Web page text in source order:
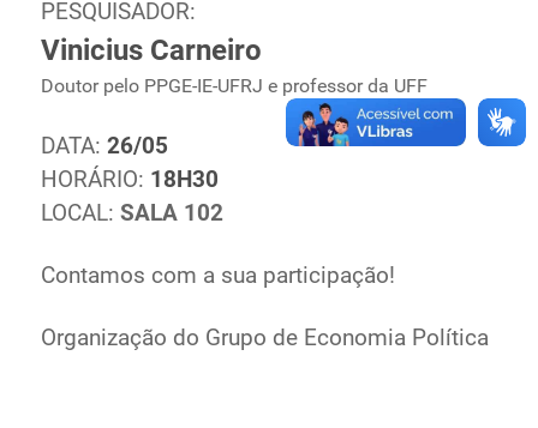
Ministério da Mulher, da Família e dos Direitos Humanos
Secretaria-Geral
Secretaria de Governo
Gabinete de Segurança Institucional
Advocacia-Geral da União
Banco Central do Brasil
Planalto
PESQUISADOR:
Vinicius Carneiro
Doutor pelo PPGE-IE-UFRJ e professor da UFF
DATA: 26/05
HORÁRIO: 18H30
LOCAL: SALA 102
Contamos com a sua participação!
Organização do Grupo de Economia Política